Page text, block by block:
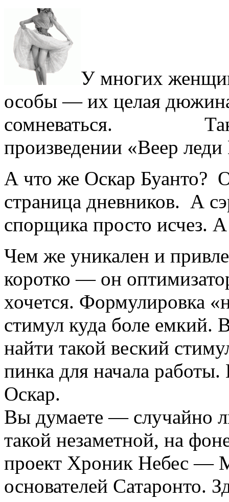
У многих
особы — их целая
сомневаться. Так
произведении «Веер
А что же Оскар Буанто?
страница дневников. А
спорщика просто исчез.
Чем же уникален и
коротко — он
хочется. Формулировка
стимул куда боле емкий.
найти такой веский
пинка для начала
Оскар.
Вы думаете — случайно
такой незаметной, на
проект Хроник Небес —
основателей Сатаронто.